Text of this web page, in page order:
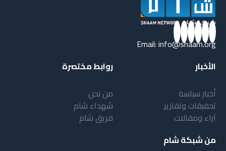
Email:info@shaam.org
الأخبار
أخبار سياسة
تحقيقات وتقارير
آراء ومقالات
روابط مختصرة
من نحن
شهداء شام
فريق شام
من شبكة شام